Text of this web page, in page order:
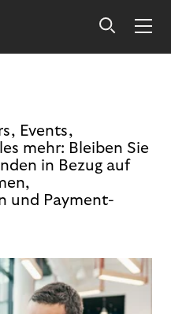
Events,
mehr: Bleiben Sie
in Bezug auf
und Payment-